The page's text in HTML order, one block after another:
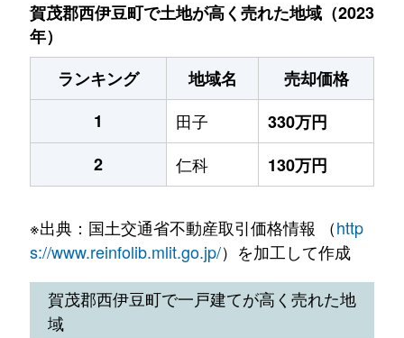
賀茂郡西伊豆町で土地が高く売れた地域（2023
年）
ランキング
地域名
売却価格
1
田子
330万円
2
仁科 130万円
※出典：国土交通省不動産取引価格情報 （http
s://www.reinfolib.mlit.go.jp/）を加工して作成
賀茂郡西伊豆町で一戸建てが高く売れた地
域